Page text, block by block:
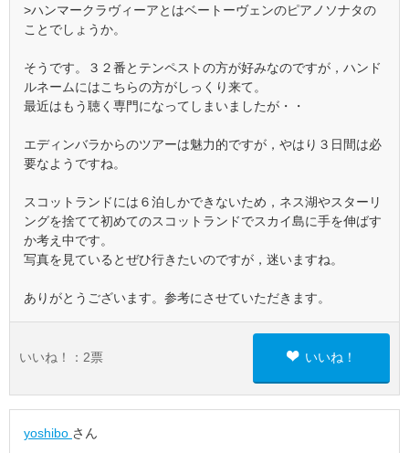
>ハンマークラヴィーアとはベートーヴェンのピアノソナタの
ことでしょうか。
そうです。３２番とテンペストの方が好みなのですが，ハンド
ルネームにはこちらの方がしっくり来て。
最近はもう聴く専門になってしまいましたが・・
エディンバラからのツアーは魅力的ですが，やはり３日間は必
要なようですね。
スコットランドには６泊しかできないため，ネス湖やスターリ
ングを捨てて初めてのスコットランドでスカイ島に手を伸ばす
か考え中です。
写真を見ているとぜひ行きたいのですが，迷いますね。
ありがとうございます。参考にさせていただきます。
いいね！： 2票 いいね！
yoshibo さん